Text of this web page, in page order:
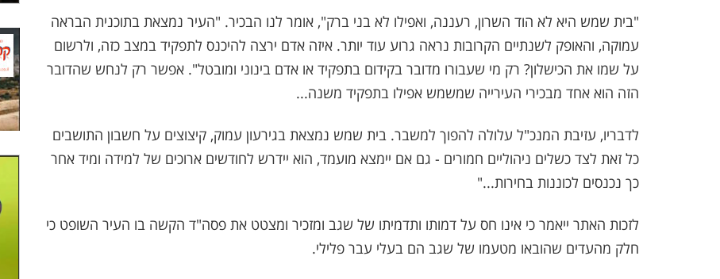
"בית שמש היא לא הוד השרון, רעננה, ואפילו לא בני ברק", אומר לנו הבכיר. "העיר נמצאת בתוכנית הבראה
עמוקה, והאופק לשנתיים הקרובות נראה גרוע עוד יותר. איזה אדם ירצה להיכנס לתפקיד במצב כזה, ולרשום
על שמו את הכישלון? רק מי שעבורו מדובר בקידום בתפקיד או אדם בינוני ומובטל". אפשר רק לנחש שהדובר
הזה הוא אחד מבכירי העירייה שמשמש אפילו בתפקיד משנה...
לדבריו, עזיבת המנכ"ל עלולה להפוך למשבר. בית שמש נמצאת בגירעון עמוק, קיצוצים על חשבון התושבים
כל זאת לצד כשלים ניהוליים חמורים - גם אם יימצא מועמד, הוא יידרש לחודשים ארוכים של למידה ומיד אחר
כך נכנסים לכוננות בחירות..."
לזכות האתר ייאמר כי אינו חס על דמותו ותדמיתו של שגב ומזכיר ומצטט את פסה"ד הקשה בו העיר השופט כי
חלק מהעדים שהובאו מטעמו של שגב הם בעלי עבר פלילי.